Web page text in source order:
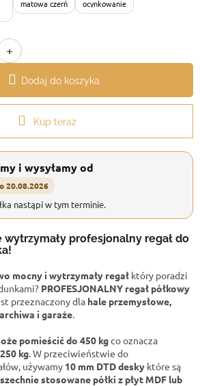
matowa czerń ocynkowanie
+
Dodaj do koszyka
Kup teraz
i wysyłamy od
20.08.2026
nastąpi w tym terminie.
profesjonalny regał do
mocny i wytrzymały regał który poradzi
PROFESJONALNY regał półkowy
przeznaczony dla hale przemysłowe,
i garaże
pomieścić do 450 kgco oznacza
kg . W przeciwieństwie do
używamy 10 mm DTD desky które są
stosowane półki z płyt MDF lub